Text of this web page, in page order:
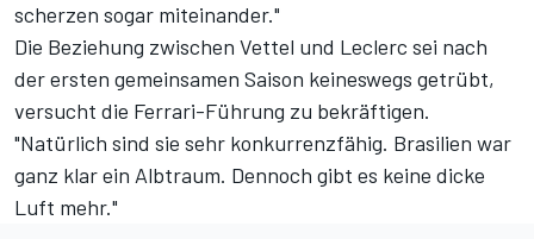
scherzen sogar miteinander."
Die Beziehung zwischen Vettel und Leclerc sei nach
der ersten gemeinsamen Saison keineswegs getrübt,
versucht die Ferrari-Führung zu bekräftigen.
"Natürlich sind sie sehr konkurrenzfähig. Brasilien war
ganz klar ein Albtraum. Dennoch gibt es keine dicke
Luft mehr."